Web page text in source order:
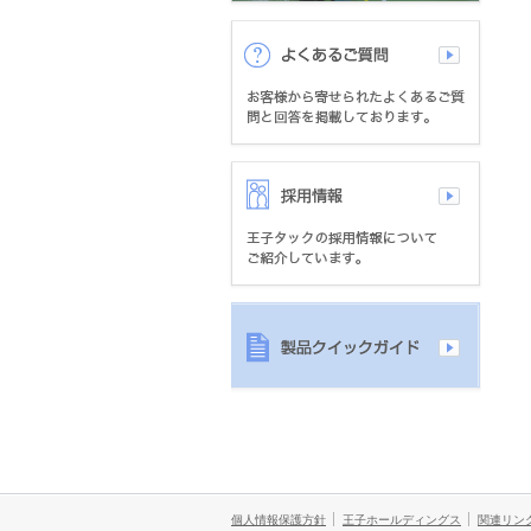
個人情報保護方針 王子ホールディングス 関連リン